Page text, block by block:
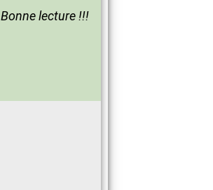
Bonne lecture !!!